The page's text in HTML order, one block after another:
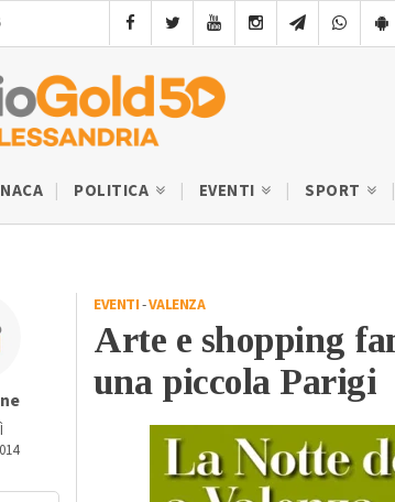
POLITICA EVENTI SPORT
EVENTI-VALENZA
Arte e shopping
una piccola Parigi